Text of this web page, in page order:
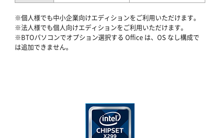
※個人様でも中小企業向けエディションをご利用いただけます。
※法人様でも個人向けエディションをご利用いただけます。
※BTOパソコンでオプション選択する Office は、OS なし構成で
は追加できません。